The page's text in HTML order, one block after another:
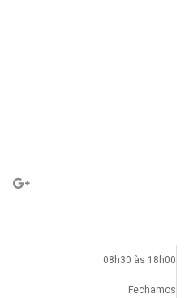
08h30 às 18h00
Fechamos